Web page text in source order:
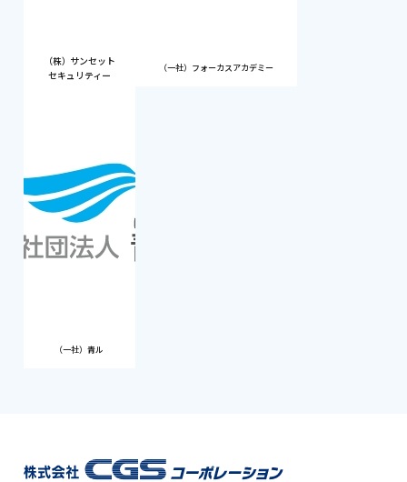
（株）サンセット
セキュリティー
（一社）フォーカスアカデミー
（一社）青ル